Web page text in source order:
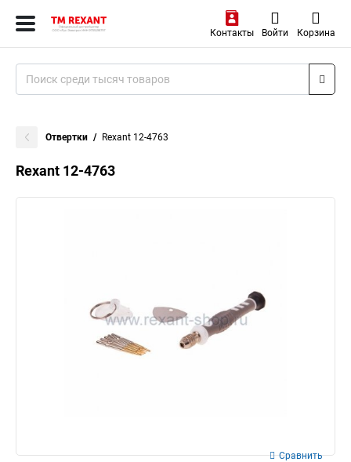
Контакты Войти Корзина
Отвертки Rexant 12-4763
Rexant 12-4763
Сравнить